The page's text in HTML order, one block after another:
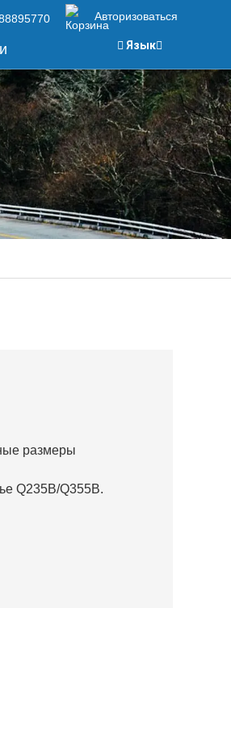
Авторизоваться
Язык
размеры
Q235B/Q355B.